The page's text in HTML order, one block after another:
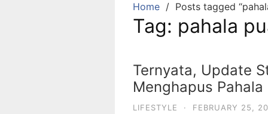
Home Posts tagged
Tag: pahala
Ternyata, Update
Menghapus Pahala
LIFESTYLE · FEBRUARY 25,